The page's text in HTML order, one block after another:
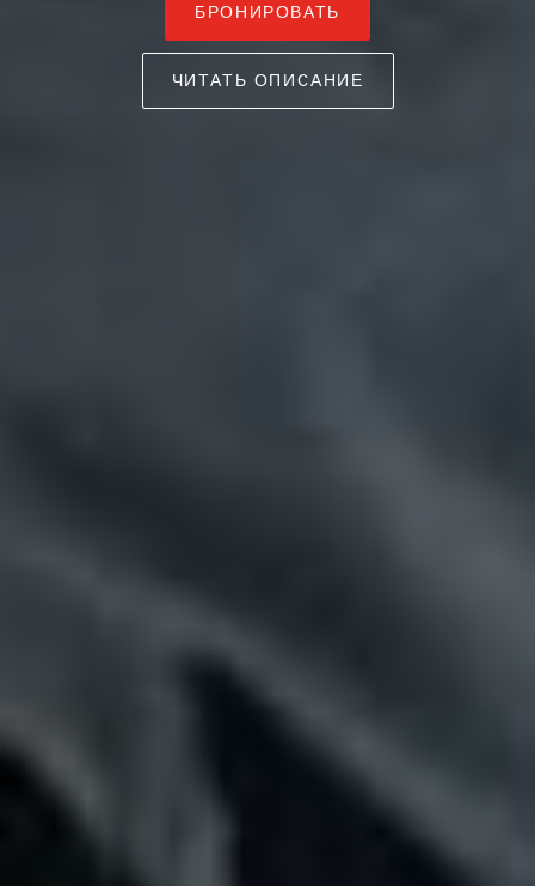
БРОНИРОВАТЬ
ЧИТАТЬ ОПИСАНИЕ